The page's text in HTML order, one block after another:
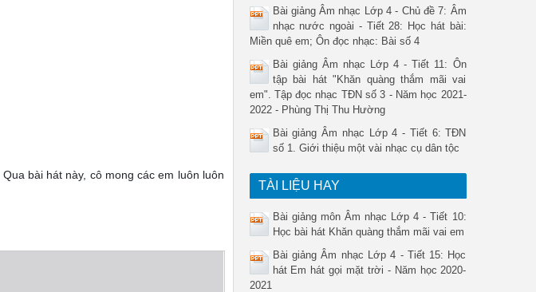
bài hát này, cô mong các em luôn luôn
Bài giảng Âm nhạc Lớp 4 - Chủ đề 7: Âm
nhạc nước ngoài - Tiết 28: Học hát bài:
Miền quê em; Ôn đọc nhạc: Bài số 4
Bài giảng Âm nhạc Lớp 4 - Tiết 11: Ôn
tập bài hát "Khăn quàng thắm mãi vai
em". Tập đọc nhạc TĐN số 3 - Năm học 2021-
2022 - Phùng Thị Thu Hường
Bài giảng Âm nhạc Lớp 4 - Tiết 6: TĐN
số 1. Giới thiệu một vài nhạc cụ dân tộc
TÀI LIỆU HAY
Bài giảng môn Âm nhạc Lớp 4 - Tiết 10:
Học bài hát Khăn quàng thắm mãi vai em
Bài giảng Âm nhạc Lớp 4 - Tiết 15: Học
hát Em hát gọi mặt trời - Năm học 2020-
2021